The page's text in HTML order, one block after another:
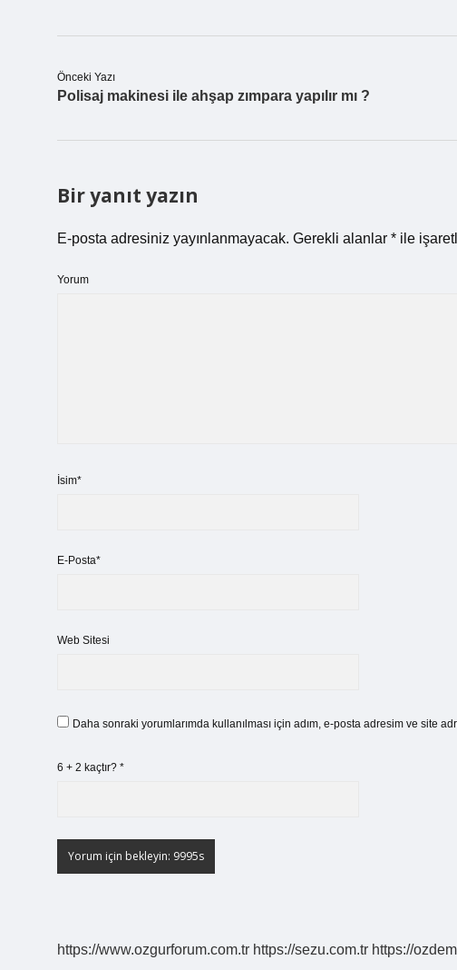
Önceki Yazı
Polisaj makinesi ile ahşap zımpara yapılır mı ?
Bir yanıt yazın
E-posta adresiniz yayınlanmayacak. Gerekli alanlar * ile
Yorum
İsim*
E-Posta*
Web Sitesi
Daha sonraki yorumlarımda kullanılması için adım, e-posta adresim ve site
6 + 2 kaçtır? *
https://www.ozgurforum.com.tr https://sezu.com.tr https://